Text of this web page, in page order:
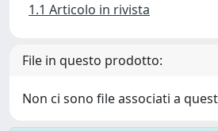
1.1 Articolo in rivista
File in questo prodotto:
Non ci sono file associati a